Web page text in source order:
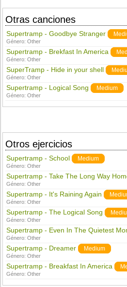
Otras canciones
Supertramp - Goodbye Stranger
Género:Other
Supertramp - Brekfast In America
Género:Other
SuperTramp - Hide in your shell
Género:Other
Supertramp - Logical Song Medium
Género:Other
Otros ejercicios
Supertramp - School Medium
Género:Other
Supertramp - Take The Long Way
Género:Other
Supertramp - It's Raining Again
Género:Other
Supertramp - The Logical Song
Género:Other
Supertramp - Even In The Quietest
Género:Other
Supertramp - Dreamer Medium
Género:Other
Supertramp - Breakfast In America
Género:Other